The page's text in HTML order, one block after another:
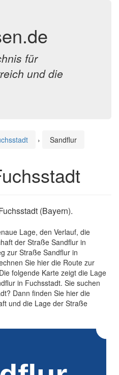
für
und die
› Sandflur
(Bayern).
Lage, den Verlauf, die
der Straße Sandflur in
zur Straße Sandflur in
Sie hier die Route zur
folgende Karte zeigt die Lage
in Fuchsstadt. Sie suchen
Dann finden Sie hier die
und die Lage der Straße